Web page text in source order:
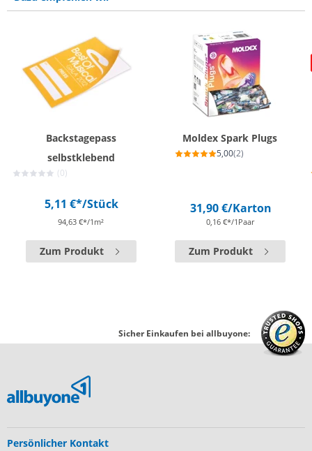
Backstagepass
selbstklebend
(0)
5,11 €*/Stück
94,63 €*/1m²
Zum Produkt
Moldex Spark Plugs
5,00(2)
31,90 €/Karton
0,16 €*/1Paar
Zum Produkt
Sicher Einkaufen bei allbuyone:
Persönlicher Kontakt